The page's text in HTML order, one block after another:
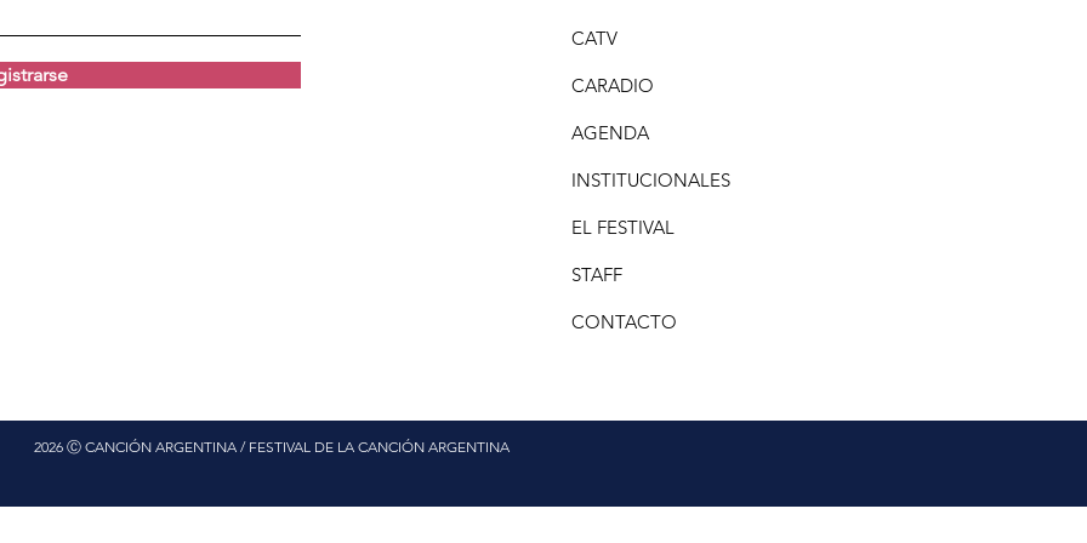
CATV
CARADIO
AGENDA
INSTITUCIONALES
EL FESTIVAL
STAFF
CONTACTO
2026 Ⓒ CANCIÓN ARGENTINA / FESTIVAL DE LA CANCIÓN ARGENTINA